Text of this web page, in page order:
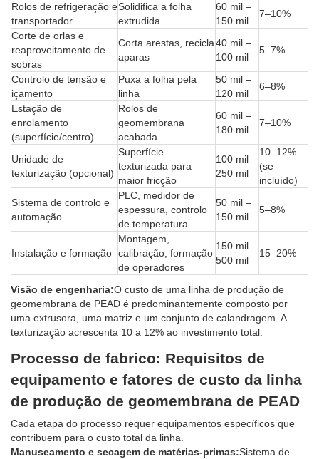
Rolos de refrigeração e
transportador
Solidifica a folha
extrudida
60 mil –
150 mil
7–10%
Corte de orlas e
reaproveitamento de
sobras
Corta arestas, recicla
aparas
40 mil –
100 mil
5–7%
Controlo de tensão e
içamento
Puxa a folha pela
linha
50 mil –
120 mil
6–8%
Estação de
enrolamento
(superfície/centro)
Rolos de
geomembrana
acabada
60 mil –
180 mil
7–10%
Unidade de
texturização (opcional)
Superfície
texturizada para
maior fricção
100 mil –
250 mil
10–12%
(se
incluído)
Sistema de controlo e
automação
PLC, medidor de
espessura, controlo
de temperatura
50 mil –
150 mil
5–8%
Instalação e formação
Montagem,
calibração, formação
de operadores
150 mil –
500 mil
15–20%
Visão de engenharia:O custo de uma linha de produção de
geomembrana de PEAD é predominantemente composto por
uma extrusora, uma matriz e um conjunto de calandragem. A
texturização acrescenta 10 a 12% ao investimento total.
Processo de fabrico: Requisitos de
equipamento e fatores de custo da linha
de produção de geomembrana de PEAD
Cada etapa do processo requer equipamentos específicos que
contribuem para o custo total da linha.
Manuseamento e secagem de matérias-primas:Sistema de